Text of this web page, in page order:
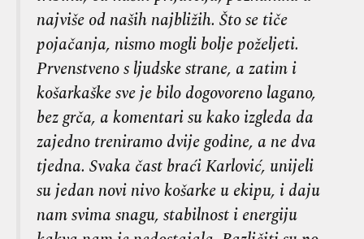
najviše od naših najbližih. Što se tiče
pojačanja, nismo mogli bolje poželjeti.
Prvenstveno s ljudske strane, a zatim i
košarkaške sve je bilo dogovoreno lagano,
bez grča, a komentari su kako izgleda da
zajedno treniramo dvije godine, a ne dva
tjedna. Svaka čast braći Karlović, unijeli
su jedan novi nivo košarke u ekipu, i daju
nam svima snagu, stabilnost i energiju